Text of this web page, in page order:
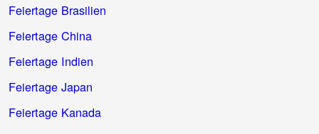
Feiertage Brasilien
Feiertage China
Feiertage Indien
Feiertage Japan
Feiertage Kanada